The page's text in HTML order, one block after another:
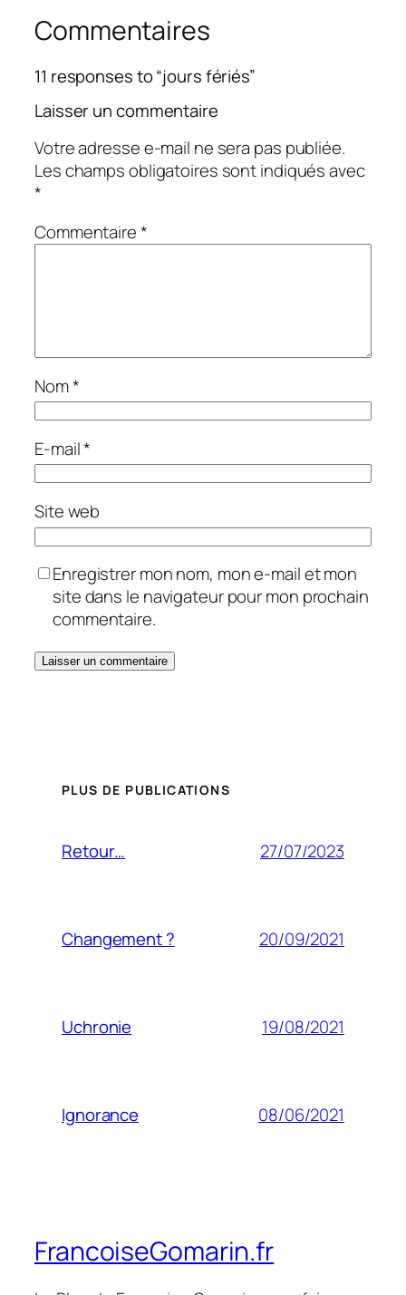
Commentaires
11 responses to “jours fériés”
Laisser un commentaire
Votre adresse e-mail ne sera pas publiée.
Les champs obligatoires sont indiqués avec
*
Commentaire*
Nom*
E-mail*
Site web
Enregistrer mon nom, mon e-mail et mon
site dans le navigateur pour mon prochain
commentaire.
PLUS DE PUBLICATIONS
Retour… 27/07/2023
Changement ? 20/09/2021
Uchronie 19/08/2021
Ignorance 08/06/2021
FrancoiseGomarin.fr